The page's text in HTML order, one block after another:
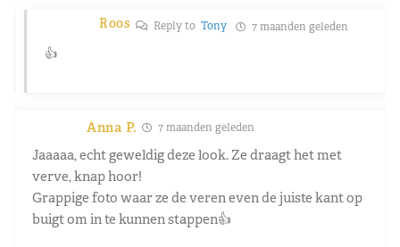
Roos Reply to Tony 7 maanden geleden
👍
Anna P. 7 maanden geleden
Jaaaaa, echt geweldig deze look. Ze draagt het met
verve, knap hoor!
Grappige foto waar ze de veren even de juiste kant op
buigt om in te kunnen stappen👍